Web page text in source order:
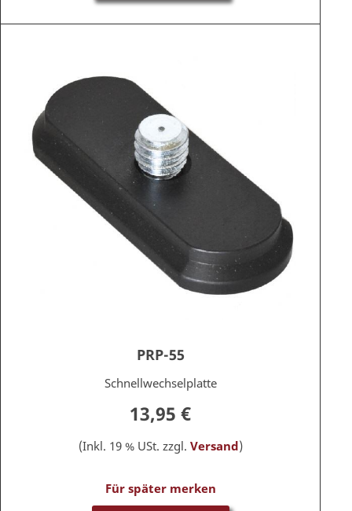
PRP-55
Schnellwechselplatte
13,95 €
(Inkl. 19 % USt. zzgl. Versand)
Für später merken